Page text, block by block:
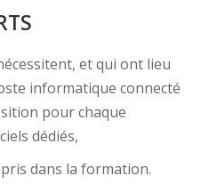
et qui ont lieu
informatique connecté
pour chaque
dédiés,
dans la formation.